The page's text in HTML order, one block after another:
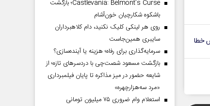
خطا
Castlevania: Belmont’s Curse؛ بازگشت
باشکوه شکارچیان خون‌آشام
روی هر لینکی کلیک نکنید، دام کلاهبرداران
سایبری همین‌جاست
سرمایه‌گذاری برای رفاه؛ هزینه یا آینده‌سازی؟
بازگشت مسعود شصت‌چی با دردسر‌های تازه؛ از
شایعه حضور در میز مذاکره تا پایان فیلمبرداری
«مرد سه‌هزارچهره»
استعلام وام ضروری ۷۵ میلیون تومانی